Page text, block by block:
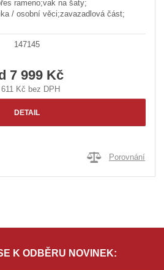
rameno;vak na šaty;
/ osobní věci;zavazadlová část;
147145
7 999 Kč
Kč bez DPH
DETAIL
Porovnání
K ODBĚRU NOVINEK: